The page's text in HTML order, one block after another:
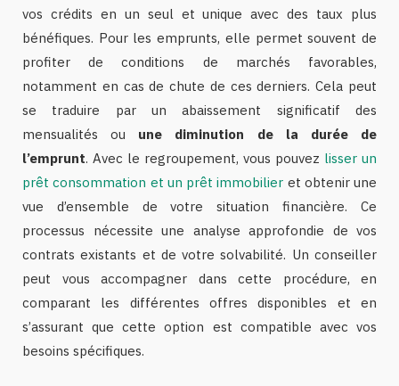
vos crédits en un seul et unique avec des taux plus
bénéfiques. Pour les emprunts, elle permet souvent de
profiter de conditions de marchés favorables,
notamment en cas de chute de ces derniers. Cela peut
se traduire par un abaissement significatif des
mensualités ou une diminution de la durée de
l’emprunt. Avec le regroupement, vous pouvez lisser un
prêt consommation et un prêt immobilier et obtenir une
vue d’ensemble de votre situation financière. Ce
processus nécessite une analyse approfondie de vos
contrats existants et de votre solvabilité. Un conseiller
peut vous accompagner dans cette procédure, en
comparant les différentes offres disponibles et en
s’assurant que cette option est compatible avec vos
besoins spécifiques.